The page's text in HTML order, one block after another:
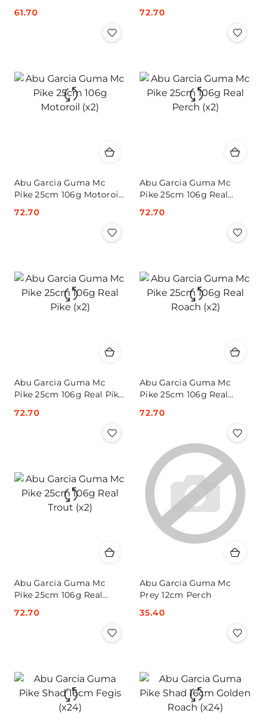
Cena:
61.70 Cena:
72.70
Abu Garcia Guma Mc
Pike 25cm 106g Motoroil
Cena:
72.70
Abu Garcia Guma Mc
Pike 25cm 106g Real
Cena:
72.70
Abu Garcia Guma Mc
Pike 25cm 106g Real Pike
Cena:
72.70
Abu Garcia Guma Mc
Pike 25cm 106g Real
Cena:
72.70
Abu Garcia Guma Mc
Pike 25cm 106g Real
Cena:
72.70
Abu Garcia Guma Mc
Prey 12cm Perch
Cena:
35.40